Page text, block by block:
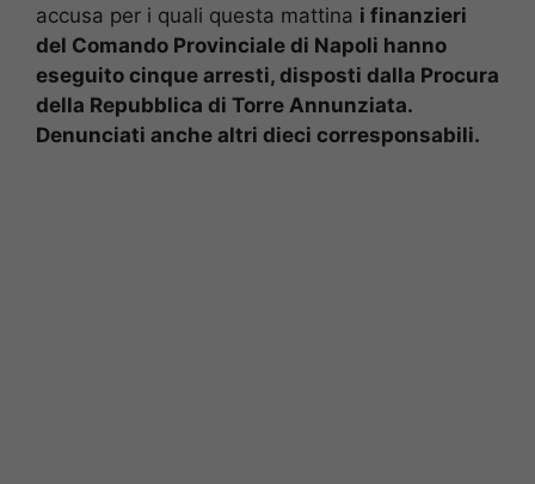
accusa per i quali questa mattina i finanzieri
del Comando Provinciale di Napoli hanno
eseguito cinque arresti, disposti dalla Procura
della Repubblica di Torre Annunziata.
Denunciati anche altri dieci corresponsabili.